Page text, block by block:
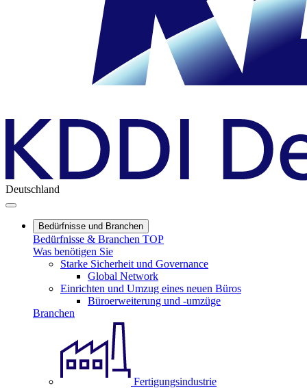
Deutschland
Bedürfnisse und Branchen
Bedürfnisse & Branchen TOP
Was benötigen Sie
Starke Sicherheit und Governance
Global Network
Einrichten und Umzug eines neuen Büros
Büroerweiterung und -umzüge
Branchen
Fertigungsindustrie